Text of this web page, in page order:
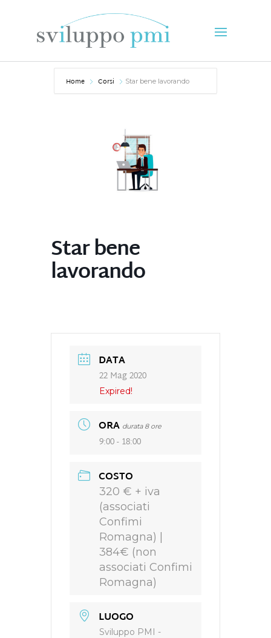
Home Corsi Star bene lavorando
Star bene
lavorando
DATA
22 Mag 2020
Expired!
ORA durata 8 ore
9:00 - 18:00
COSTO
320 € + iva
(associati
Confimi
Romagna) |
384€ (non
associati Confimi
Romagna)
LUOGO
Sviluppo PMI -